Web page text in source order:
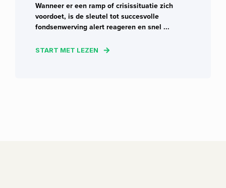
Wanneer er een ramp of crisissituatie zich
voordoet, is de sleutel tot succesvolle
fondsenwerving alert reageren en snel ...
START MET LEZEN